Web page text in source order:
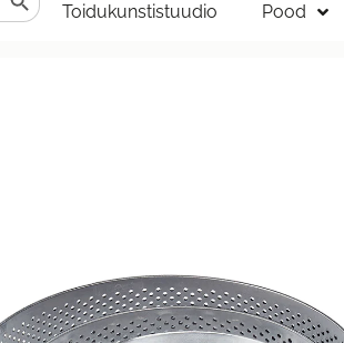
Toidukunstistuudio Pood